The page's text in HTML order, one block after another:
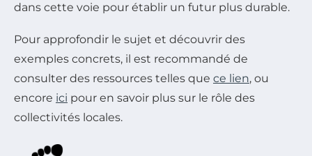
dans cette voie pour établir un futur plus durable.
Pour approfondir le sujet et découvrir des
exemples concrets, il est recommandé de
consulter des ressources telles que ce lien, ou
encore ici pour en savoir plus sur le rôle des
collectivités locales.